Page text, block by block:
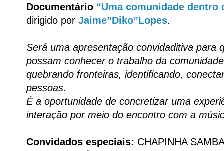
Documentário “Uma comunidade dentro
dirigido por Jaime”Diko”Lopes.
Será uma apresentação convidaditiva para
possam conhecer o trabalho da
quebrando fronteiras, identificando,
pessoas.
É a oportunidade de concretizar uma
interação por meio do encontro com a
Convidados especiais: CHAPINHA